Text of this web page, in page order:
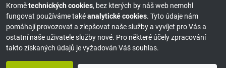
Kromětechnických cookies, bez kterých by náš web nemohl
fungovat používáme takéanalytické cookies. Tyto údaje nám
pomáhají provozovat a zlepšovat naše služby a vyvíjet pro Vás a
ostatní naše uživatele služby nové. Pro některé účely zpracování
takto získaných údajů je vyžadován Váš souhlas.